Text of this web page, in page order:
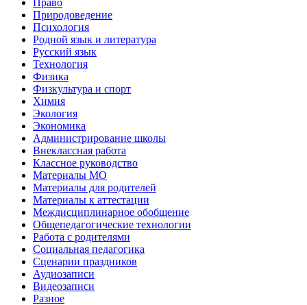
Природоведение
Психология
Родной язык и литература
Русский язык
Технология
Физика
Физкультура и спорт
Химия
Экология
Экономика
Администрирование школы
Внеклассная работа
Классное руководство
Материалы МО
Материалы для родителей
Материалы к аттестации
Междисциплинарное обобщение
Общепедагогические технологии
Работа с родителями
Социальная педагогика
Сценарии праздников
Аудиозаписи
Видеозаписи
Разное